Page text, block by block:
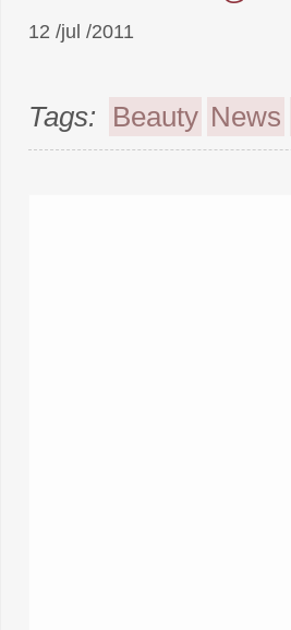
12 /jul /2011
Tags: Beauty News